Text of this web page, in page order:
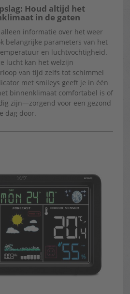
Houd altijd het
in de gaten
alleen informatie over het weer
belangrijke parameters van het
en luchtvochtigheid.
lucht kan het welzijn
van tijd zelfs tot schimmel
met smileys geeft je in één
binnenklimaat comfortabel is of
zijn—zorgend voor een gezond
dag door.